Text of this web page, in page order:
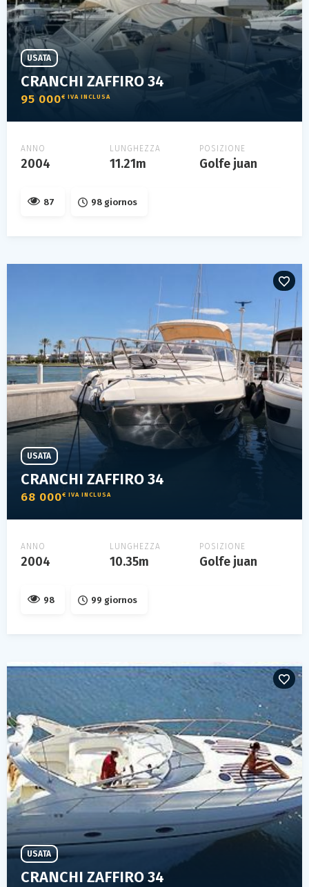
CRANCHI ZAFFIRO 34
95 000€ IVA INCLUSA
USATA
ANNO
2004
LUNGHEZZA
11.21m
POSIZIONE
Golfe juan
87 98 giornos
CRANCHI ZAFFIRO 34
68 000€ IVA INCLUSA
USATA
ANNO
2004
LUNGHEZZA
10.35m
POSIZIONE
Golfe juan
98 99 giornos
CRANCHI ZAFFIRO 34
USATA